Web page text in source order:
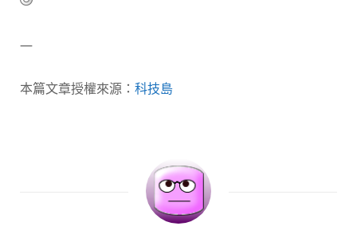
—
本篇文章授權來源： 科技島